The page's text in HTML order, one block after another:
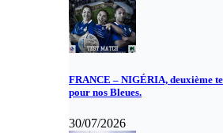
FRANCE – NIGÉRIA, deuxième
pour nos Bleues.
30/07/2026